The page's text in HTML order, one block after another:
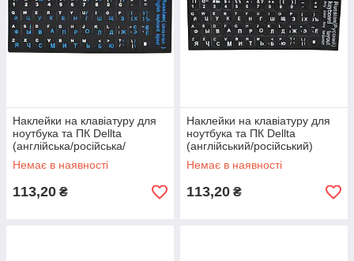
Наклейки на клавіатуру для
ноутбука та ПК Dellta
(англійська/російська/
українська) Blue (37102)
Немає в наявності
113,20 ₴
Наклейки на клавіатуру для
ноутбука та ПК Dellta
(англійський/російський)
White (37102)
Немає в наявності
113,20 ₴